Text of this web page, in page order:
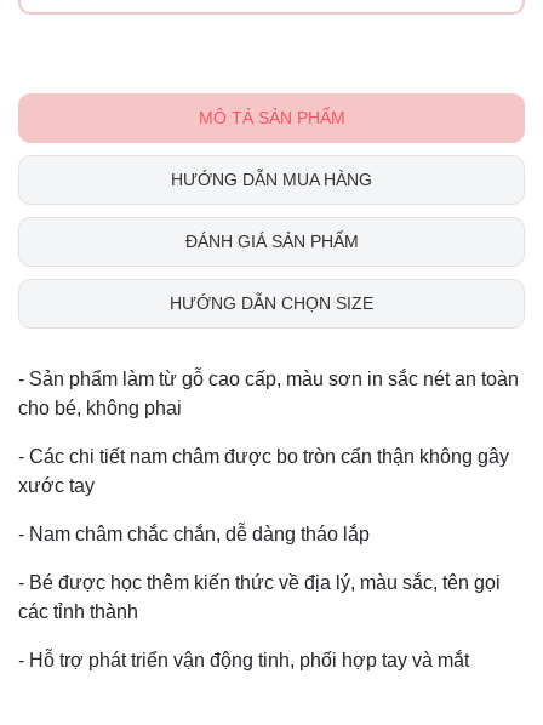
MÔ TẢ SẢN PHẨM
HƯỚNG DẪN MUA HÀNG
ĐÁNH GIÁ SẢN PHẨM
HƯỚNG DẪN CHỌN SIZE
- Sản phẩm làm từ gỗ cao cấp, màu sơn in sắc nét an toàn
cho bé, không phai
- Các chi tiết nam châm được bo tròn cẩn thận không gây
xước tay
- Nam châm chắc chắn, dễ dàng tháo lắp
- Bé được học thêm kiến thức về địa lý, màu sắc, tên gọi
các tỉnh thành
- Hỗ trợ phát triển vận động tinh, phối hợp tay và mắt